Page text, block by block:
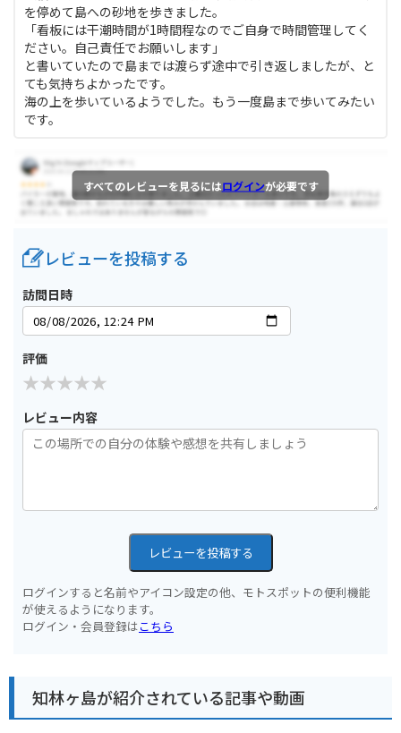
を停めて島への砂地を歩きました。
「看板には干潮時間が1時間程なのでご自身で時間管理してく
ださい。自己責任でお願いします」
と書いていたので島までは渡らず途中で引き返しましたが、と
ても気持ちよかったです。
海の上を歩いているようでした。もう一度島まで歩いてみたい
です。
すべてのレビューを見るにはログインが必要です
レビューを投稿する
訪問日時
評価
レビュー内容
レビューを投稿する
ログインすると名前やアイコン設定の他、モトスポットの便利機能
が使えるようになります。
ログイン・会員登録はこちら
知林ヶ島が紹介されている記事や動画